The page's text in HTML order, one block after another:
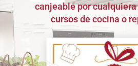
canjeable por
cursos de cocina o